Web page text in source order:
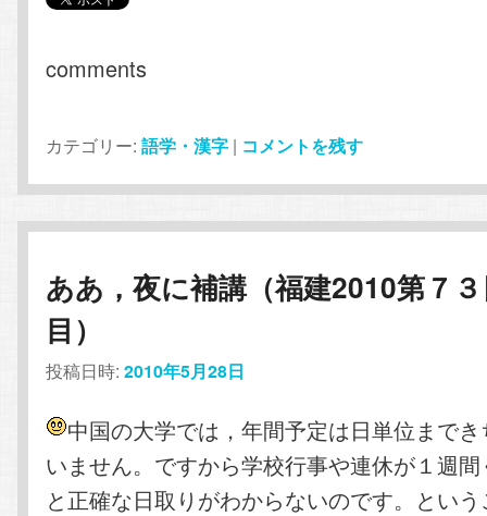
comments
カテゴリー: 語学・漢字 | コメントを残す
ああ，夜に補講（福建2010第７
目）
投稿日時:2010年5月28日
中国の大学では，年間予定は日単位まで
いません。ですから学校行事や連休が１週
と正確な日取りがわからないのです。とい